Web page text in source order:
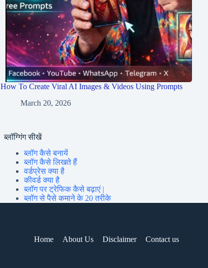
How To Create Viral AI Images & Videos Using Prompts
March 20, 2026
ब्लॉग्गिंग सीखें
ब्लॉग कैसे बनायें
ब्लॉग कैसे लिखते हैं
वर्डप्रेस क्या है
कीवर्ड क्या है
ब्लॉग पर ट्रेफिक कैसे बढ़ाएं |
ब्लॉग से पैसे कमाने के 20 तरीके
Home About Us Disclaimer Contact us